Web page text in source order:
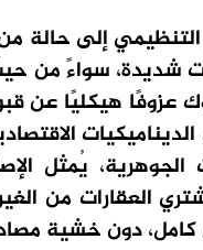
التنظيمي إلى
شديدة، سواءً من
عزوفًا هيكليًا عن
يُمثل
العقارات من
دون خشية